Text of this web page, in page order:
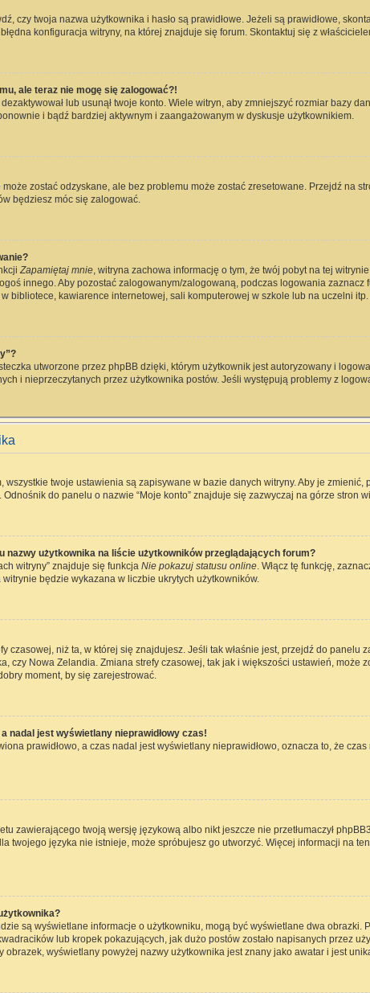
czy twoja nazwa użytkownika i hasło są prawidłowe. Jeżeli są prawidłowe,
konfiguracja witryny, na której znajduje się forum. Skontaktuj się z
ale teraz nie mogę się zalogować?!
lub usunął twoje konto. Wiele witryn, aby zmniejszyć rozmiar bazy
i bądź bardziej aktywnym i zaangażowanym w dyskusje użytkownikiem.
zostać odzyskane, ale bez problemu może zostać zresetowane. Przejdź na
będziesz móc się zalogować.
Zapamiętaj mnie, witryna zachowa informację o tym, że twój pobyt na tej
innego. Aby pozostać zalogowanym/zalogowaną, podczas logowania zaznacz
bibliotece, kawiarence internetowej, sali komputerowej w szkole lub na uczelni
utworzone przez phpBB dzięki, którym użytkownik jest autoryzowany i
i nieprzeczytanych przez użytkownika postów. Jeśli występują problemy z
twoje ustawienia są zapisywane w bazie danych witryny. Aby je
do panelu o nazwie “Moje konto” znajduje się zazwyczaj na górze stron
nazwy użytkownika na liście użytkowników przeglądających forum?
witryny” znajduje się funkcja Nie pokazuj statusu online. Włącz tę funkcję,
będzie wykazana w liczbie ukrytych użytkowników.
czasowej, niż ta, w której się znajdujesz. Jeśli tak właśnie jest, przejdź do panelu
czy Nowa Zelandia. Zmiana strefy czasowej, tak jak i większości ustawień,
moment, by się zarejestrować.
nadal jest wyświetlany nieprawidłowy czas!
prawidłowo, a czas nadal jest wyświetlany nieprawidłowo, oznacza to, że
zawierającego twoją wersję językową albo nikt jeszcze nie przetłumaczył
twojego języka nie istnieje, może spróbujesz go utworzyć. Więcej informacji na
są wyświetlane informacje o użytkowniku, mogą być wyświetlane dwa obrazki.
lub kropek pokazujących, jak dużo postów zostało napisanych przez
obrazek, wyświetlany powyżej nazwy użytkownika jest znany jako awatar i jest